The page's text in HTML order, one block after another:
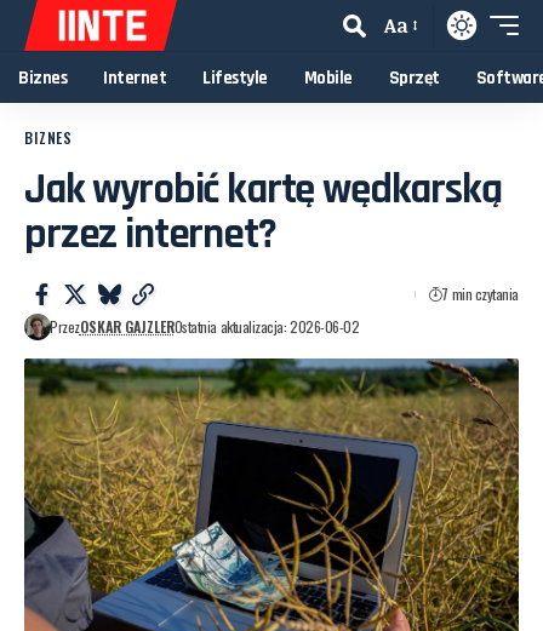
Aa
Biznes Internet Lifestyle Mobile Sprzęt
BIZNES
Jak wyrobić kartę wędkarską
przez internet?
PrzezOSKAR GAJZLEROstatnia aktualizacja: 2026-06-02
7 min czytania